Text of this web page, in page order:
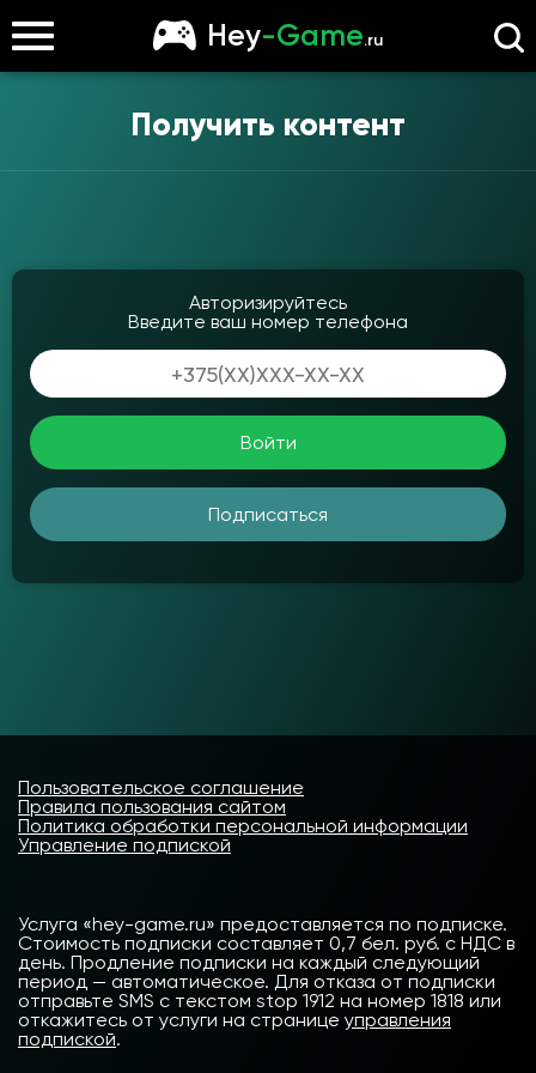
Hey-Game.ru
Получить контент
Авторизируйтесь
Введите ваш номер телефона
Войти
Подписаться
Пользовательское соглашение
Правила пользования сайтом
Политика обработки персональной информации
Управление подпиской
Услуга «hey-game.ru» предоставляется по подписке.
Стоимость подписки составляет 0,7 бел. руб. с НДС в
день. Продление подписки на каждый следующий
период — автоматическое. Для отказа от подписки
отправьте SMS с текстом stop 1912 на номер 1818 или
откажитесь от услуги на странице управления
подпиской.